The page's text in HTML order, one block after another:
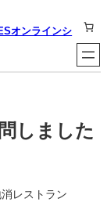
オンラインシ
しました
レストラン